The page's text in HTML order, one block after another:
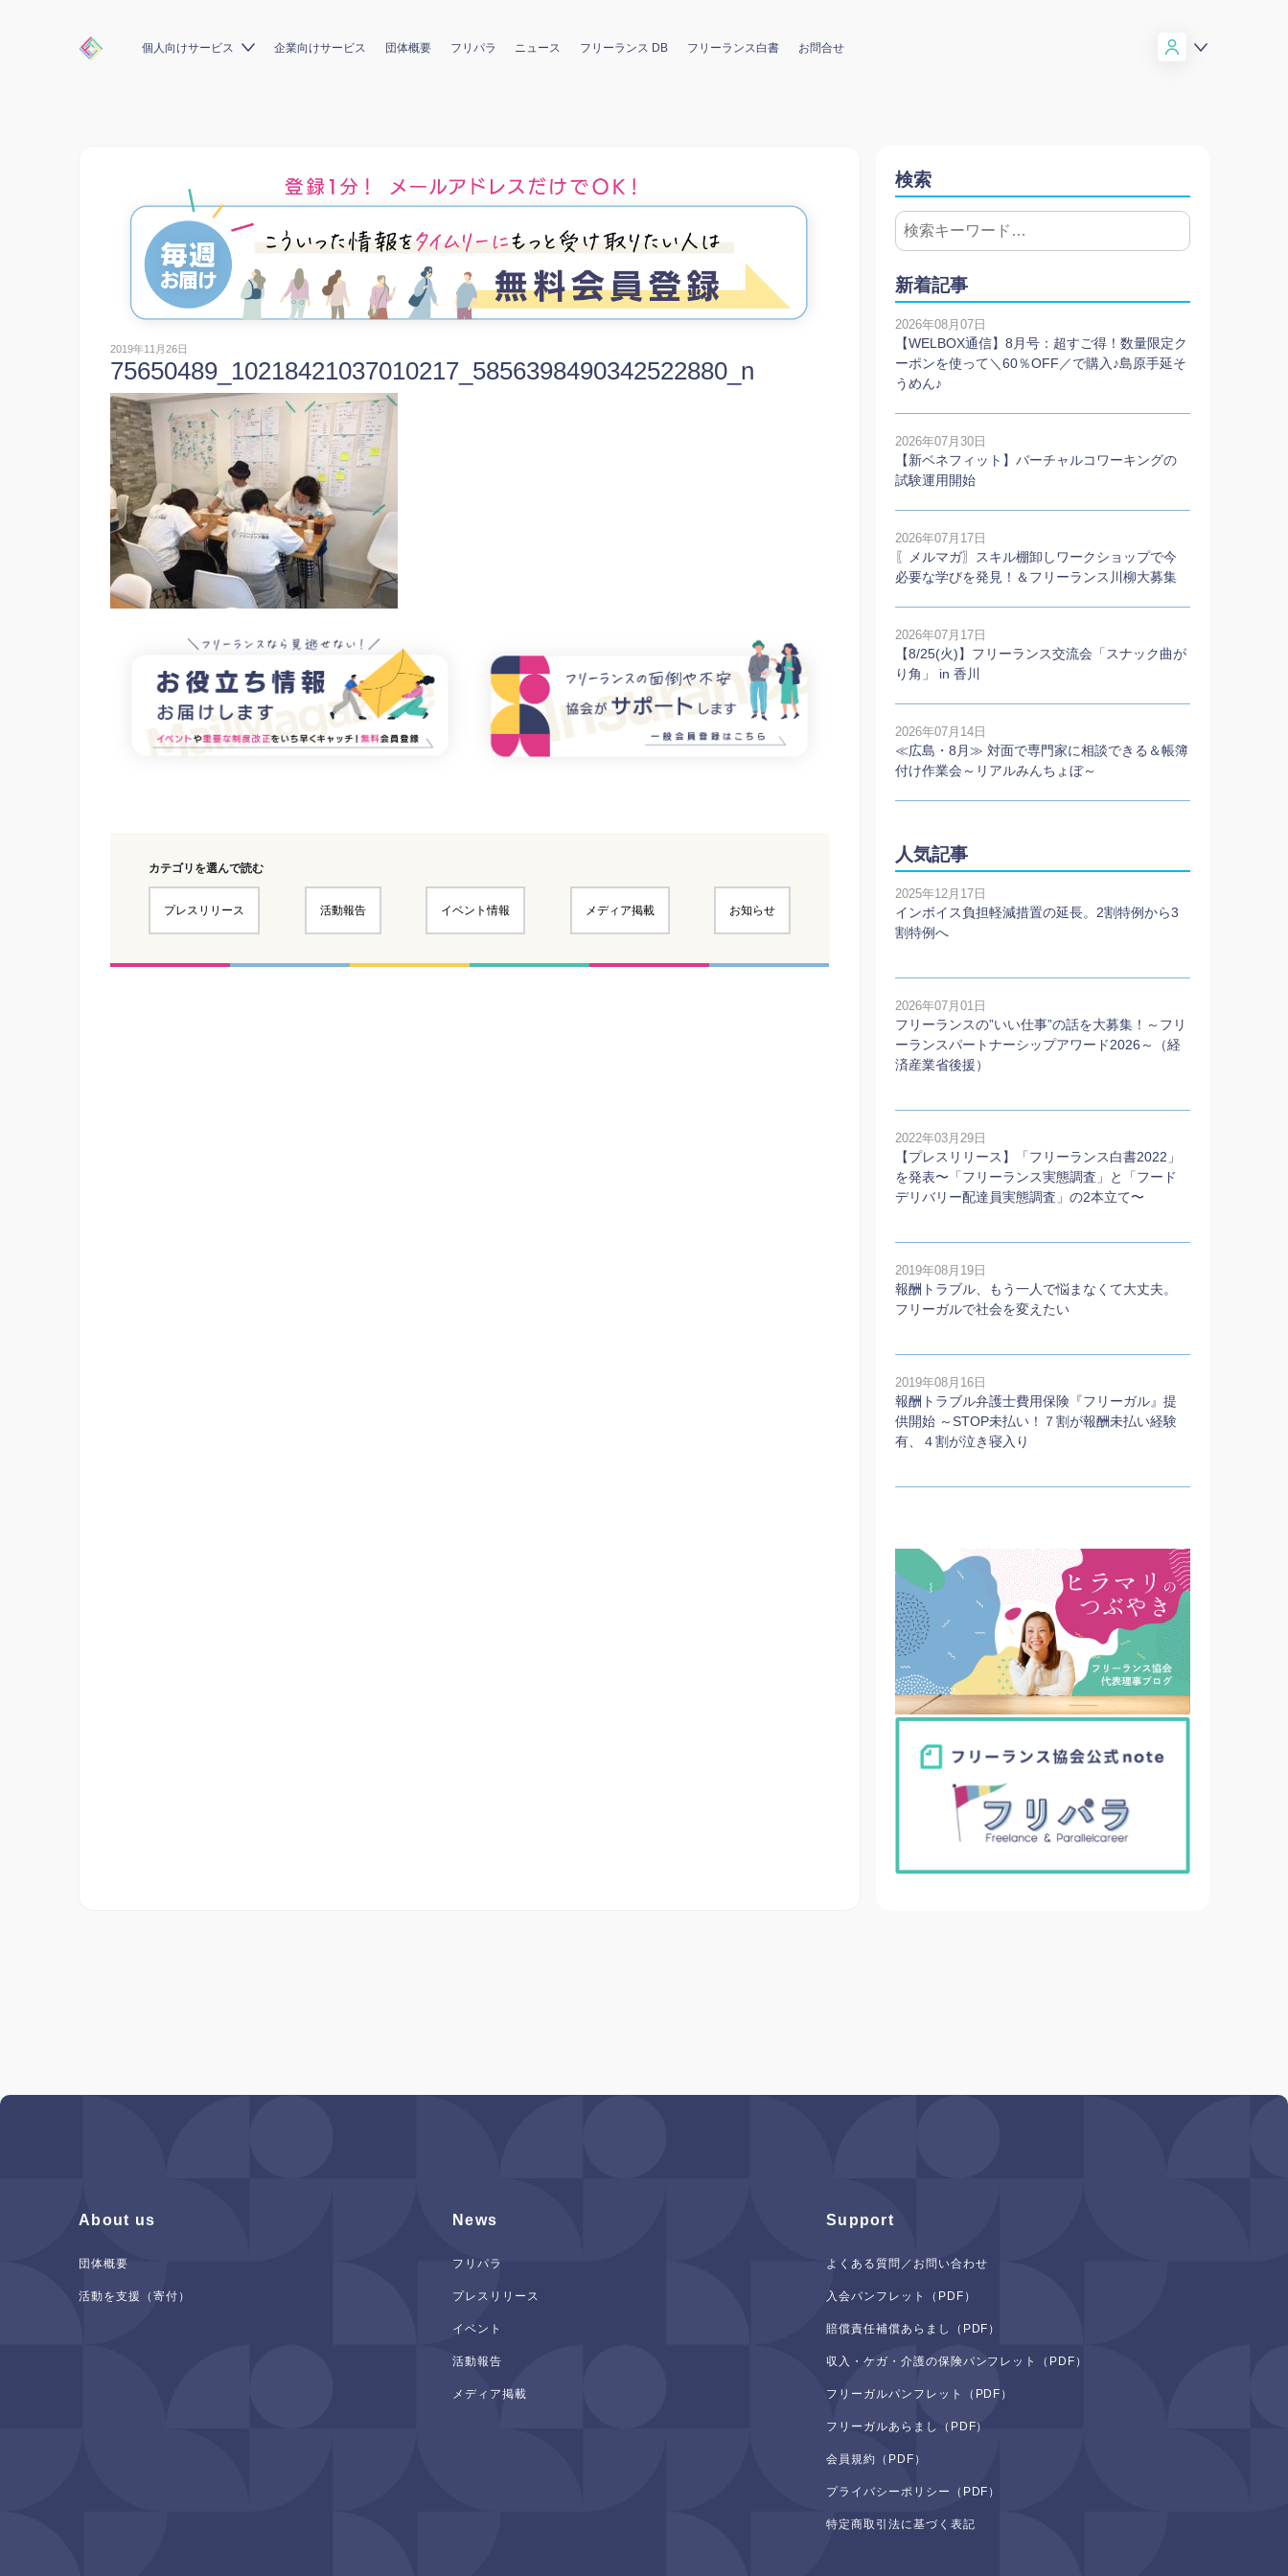
個人向けサービス 企業向けサービス 団体概要 フリパラ ニュース フリーランス DB フリーランス白書 お問合せ
2019年11月26日
75650489_10218421037010217_5856398490342522880_n
カテゴリを選んで読む
プレスリリース 活動報告 イベント情報 メディア掲載 お知らせ
検索
新着記事
2026年08月07日
【WELBOX通信】8月号：超すご得！数量限定ク
ーポンを使って＼60％OFF／で購入♪島原手延そ
うめん♪
2026年07月30日
【新ベネフィット】バーチャルコワーキングの
試験運用開始
2026年07月17日
〖メルマガ〗スキル棚卸しワークショップで今
必要な学びを発見！＆フリーランス川柳大募集
2026年07月17日
【8/25(火)】フリーランス交流会「スナック曲が
り角」 in 香川
2026年07月14日
≪広島・8月≫ 対面で専門家に相談できる＆帳簿
付け作業会～リアルみんちょぼ～
人気記事
2025年12月17日
インボイス負担軽減措置の延長。2割特例から3
割特例へ
2026年07月01日
フリーランスの”いい仕事”の話を大募集！～フリ
ーランスパートナーシップアワード2026～（経
済産業省後援）
2022年03月29日
【プレスリリース】「フリーランス白書2022」
を発表〜「フリーランス実態調査」と「フード
デリバリー配達員実態調査」の2本⽴て〜
2019年08月19日
報酬トラブル、もう一人で悩まなくて大丈夫。
フリーガルで社会を変えたい
2019年08月16日
報酬トラブル弁護士費用保険『フリーガル』提
供開始 ～STOP未払い！７割が報酬未払い経験
有、４割が泣き寝入り
About us
団体概要
活動を支援（寄付）
News
フリパラ
プレスリリース
イベント
活動報告
メディア掲載
Support
よくある質問／お問い合わせ
入会パンフレット（PDF）
賠償責任補償あらまし（PDF）
収入・ケガ・介護の保険パンフレット（PDF）
フリーガルパンフレット（PDF）
フリーガルあらまし（PDF）
会員規約（PDF）
プライバシーポリシー（PDF）
特定商取引法に基づく表記